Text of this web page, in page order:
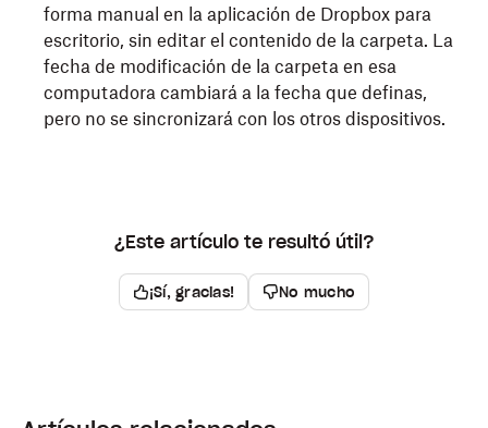
forma manual en la aplicación de Dropbox para
escritorio, sin editar el contenido de la carpeta. La
fecha de modificación de la carpeta en esa
computadora cambiará a la fecha que definas,
pero no se sincronizará con los otros dispositivos.
¿Este artículo te resultó útil?
¡Sí, gracias! No mucho